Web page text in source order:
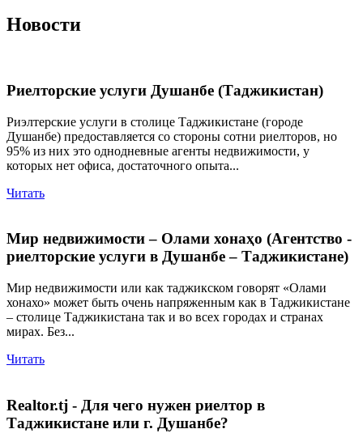
Новости
Риелторские услуги Душанбе (Таджикистан)
Риэлтерские услуги в столице Таджикистане (городе
Душанбе) предоставляется со стороны сотни риелторов, но
95% из них это однодневные агенты недвижимости, у
которых нет офиса, достаточного опыта...
Читать
Мир недвижимости – Олами хонаҳо (Агентство -
риелторские услуги в Душанбе – Таджикистане)
Мир недвижимости или как таджикском говорят «Олами
хонахо» может быть очень напряженным как в Таджикистане
– столице Таджикистана так и во всех городах и странах
мирах. Без...
Читать
Realtor.tj - Для чего нужен риелтор в
Таджикистане или г. Душанбе?